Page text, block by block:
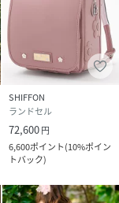
せる仕様になっ
てフィットしや
SHIFFON
ランドセル
72,600円
6,600ポイント(10%ポイン
トバック)